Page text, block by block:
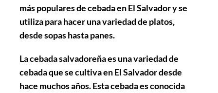
más populares de cebada en El Salvador y se
utiliza para hacer una variedad de platos,
desde sopas hasta panes.
La cebada salvadoreña es una variedad de
cebada que se cultiva en El Salvador desde
hace muchos años. Esta cebada es conocida